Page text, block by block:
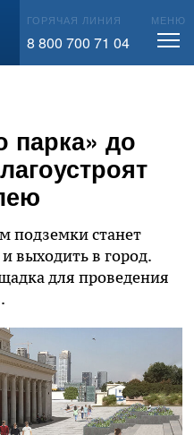
ГОРЯЧАЯ ЛИНИЯ
8 800 700 71 04
МЕНЮ
парка» до
подземки станет
выходить в город.
для проведения